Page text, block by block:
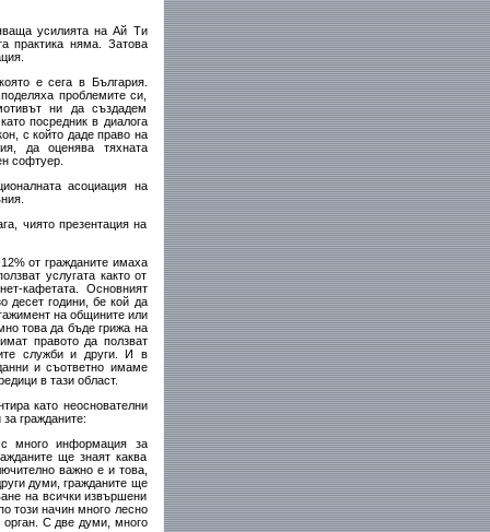
усилията на Ай Ти
практика няма. Затова
е сега в България.
проблемите си,
ни да създадем
посредник в диалога
с който даде право на
да оценява тяхната
софтуер.
асоциация на
чиято презентация на
от гражданите имаха
услугата както от
кафетата. Основният
десет години, бе кой да
на общините или
това да бъде грижа на
правото да ползват
служби и други. И в
и съответно имаме
в тази област.
като неоснователни
гражданите:
с много информация за
ще знаят каква
важно е и това,
думи, гражданите ще
на всички извършени
този начин много лесно
орган. С две думи, много